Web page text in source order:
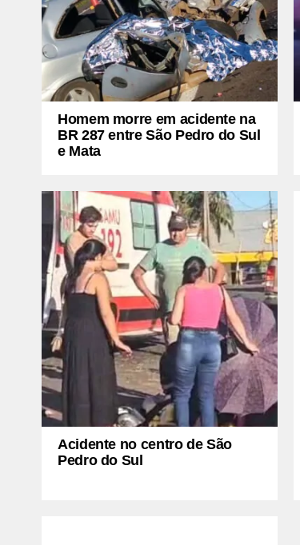
Homem morre em acidente na
BR 287 entre São Pedro do Sul
e Mata
Acidente no centro de São
Pedro do Sul